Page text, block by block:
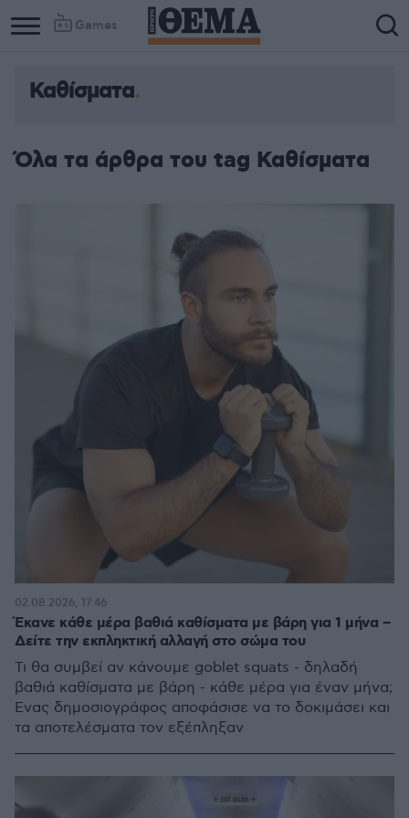
Games
Καθίσματα
Όλα τα άρθρα του tag Καθίσματα
Έκανε κάθε μέρα βαθιά καθίσματα με βάρη για 1 μήνα –
Δείτε την εκπληκτική αλλαγή στο σώμα του
Τι θα συμβεί αν κάνουμε goblet squats - δηλαδή
βαθιά καθίσματα με βάρη - κάθε μέρα για έναν μήνα;
Ένας δημοσιογράφος αποφάσισε να το δοκιμάσει και
τα αποτελέσματα τον εξέπληξαν
02.08.2026, 17:46